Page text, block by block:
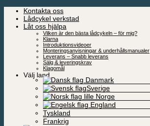
Skip
content
Kontakta oss
Lådcykel verkstad
Låt oss hjälpa
Vilken är den bästa lådcykeln – för mig?
Klarna
Introduktionsvideoer
Monteringsanvisningar & underhållsmanualer
Leverans – Snabb leverans
Sälg & leveringskrav
Klagomål
Välj land
Danmark
Sverige
Norge
England
Tyskland
Frankrig